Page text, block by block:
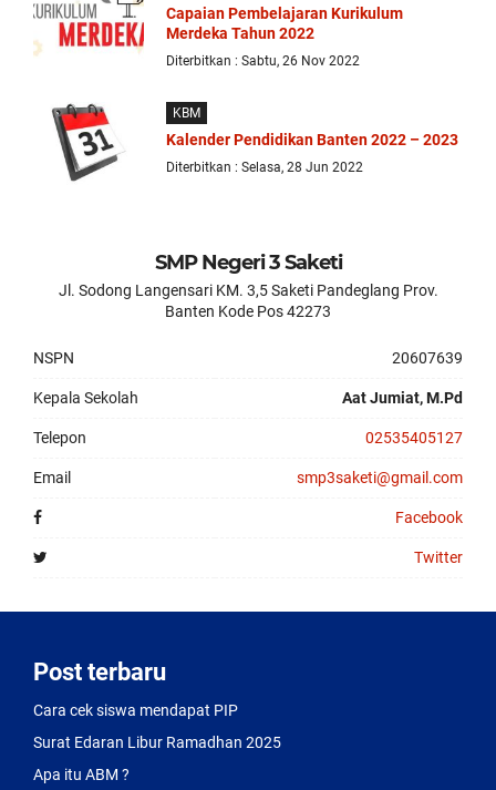
Capaian Pembelajaran Kurikulum
Merdeka Tahun 2022
Diterbitkan : Sabtu, 26 Nov 2022
KBM
Kalender Pendidikan Banten 2022 – 2023
Diterbitkan : Selasa, 28 Jun 2022
SMP Negeri 3 Saketi
Jl. Sodong Langensari KM. 3,5 Saketi Pandeglang Prov.
Banten Kode Pos 42273
NSPN 20607639
Kepala Sekolah Aat Jumiat, M.Pd
Telepon 02535405127
Email smp3saketi@gmail.com
Facebook
Twitter
Post terbaru
Cara cek siswa mendapat PIP
Surat Edaran Libur Ramadhan 2025
Apa itu ABM ?